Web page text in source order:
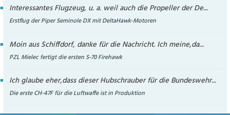
Interessantes Flugzeug, u. a. weil auch die Propeller der De...
Erstflug der Piper Seminole DX mit DeltaHawk-Motoren
Moin aus Schiffdorf, danke für die Nachricht. Ich meine,da...
PZL Mielec fertigt die ersten S-70 Firehawk
Ich glaube eher,dass dieser Hubschrauber für die Bundeswehr...
Die erste CH-47F für die Luftwaffe ist in Produktion